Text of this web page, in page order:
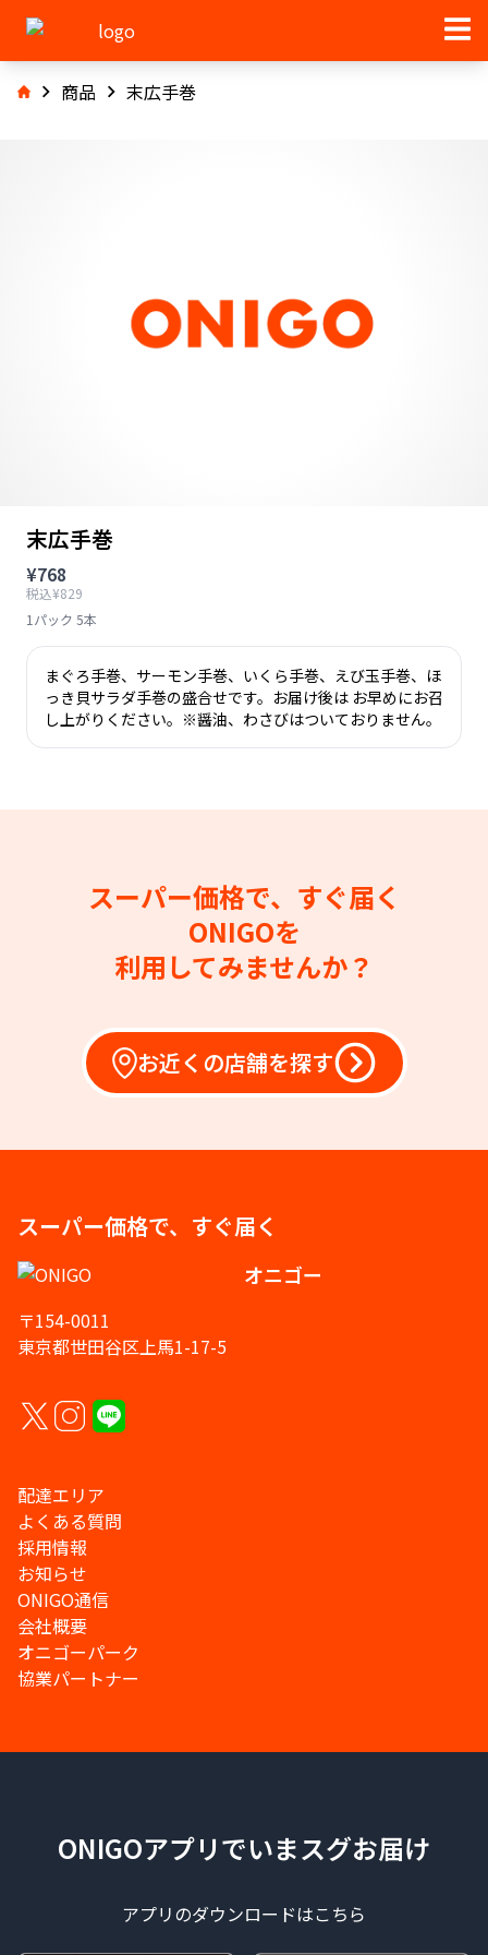
商品 末広手巻
末広手巻
¥768
税込¥829
1パック 5本
まぐろ手巻、サーモン手巻、いくら手巻、えび玉手巻、ほ
っき貝サラダ手巻の盛合せです。お届け後は お早めにお召
し上がりください。※醤油、わさびはついておりません。
スーパー価格で、すぐ届く
ONIGOを
利用してみませんか？
お近くの店舗を探す
スーパー価格で、すぐ届く
オニゴー
〒154-0011
東京都世田谷区上馬1-17-5
配達エリア
よくある質問
採用情報
お知らせ
ONIGO通信
会社概要
オニゴーパーク
協業パートナー
ONIGOアプリでいまスグお届け
アプリのダウンロードはこちら